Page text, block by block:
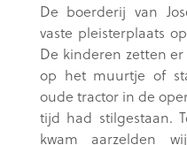
De boerderij van
vaste pleisterplaats
De kinderen zetten
op het muurtje of
oude tractor in de
tijd had stilgestaan.
kwam aarzelden